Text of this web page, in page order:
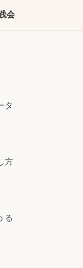
会
タ
方
る